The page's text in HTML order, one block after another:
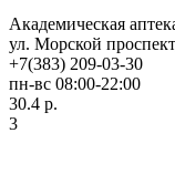
Академическая
ул. Морской
+7(383) 209-03-30
пн-вс 08:00-22:00
30.4 р.
3